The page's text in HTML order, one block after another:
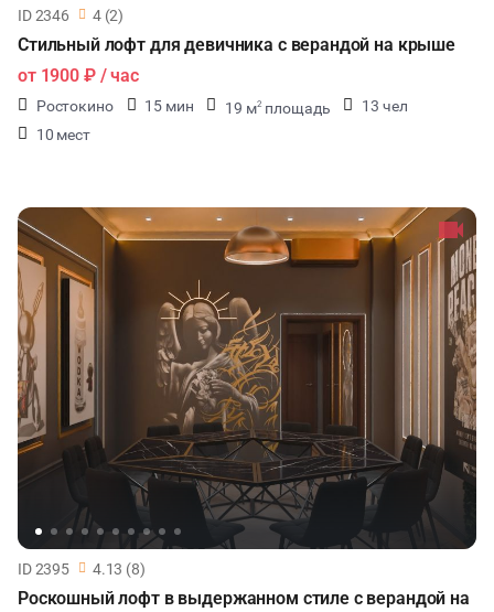
ID 2346 4 (2)
Стильный лофт для девичника с верандой на крыше
от 1900 ₽/ час
Ростокино 15 мин 19 м2 площадь
13 чел
10 мест
ID 2395 4.13 (8)
Роскошный лофт в выдержанном стиле с верандой на